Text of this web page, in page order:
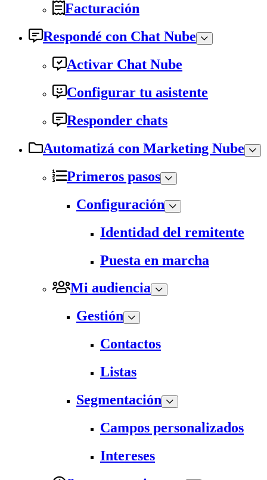
Facturación
Respondé con Chat Nube
Activar Chat Nube
Configurar tu asistente
Responder chats
Automatizá con Marketing Nube
Primeros pasos
Configuración
Identidad del remitente
Puesta en marcha
Mi audiencia
Gestión
Contactos
Listas
Segmentación
Campos personalizados
Intereses